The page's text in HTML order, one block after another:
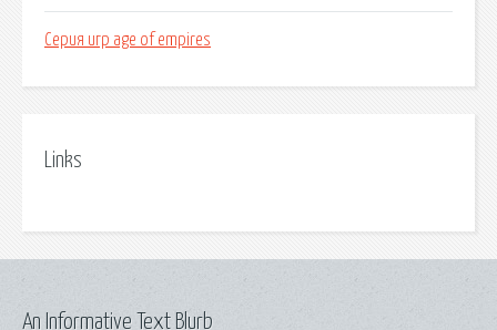
Серия игр age of empires
Links
An Informative Text Blurb